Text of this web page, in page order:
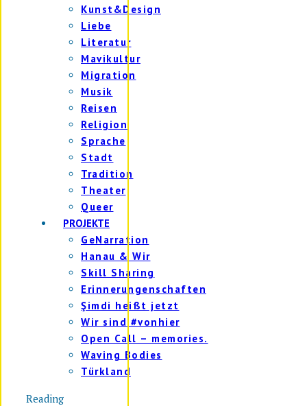
Kunst&Design
Liebe
Literatur
Mavikultur
Migration
Musik
Reisen
Religion
Sprache
Stadt
Tradition
Theater
Queer
PROJEKTE
GeNarration
Hanau & Wir
Skill Sharing
Erinnerungenschaften
Şimdi heißt jetzt
Wir sind #vonhier
Open Call – memories.
Waving Bodies
Türkland
Reading